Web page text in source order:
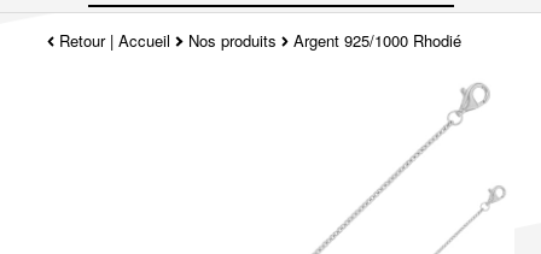
Retour|Accueil Nos produits Argent 925/1000 Rhodié